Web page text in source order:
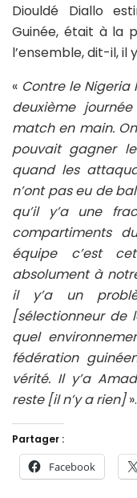
Diouldé Diallo
Guinée, était à la
l’ensemble, dit-il, il
« Contre le Nigeria
deuxième
match en main.
pouvait gagner
quand les
n’ont pas eu de
qu’il y’a une
compartiments
équipe c’est
absolument à
il y’a un
[sélectionneur de
quel
fédération
vérité. Il y’a
reste [il n’y a rien]».
Partager :
Facebook